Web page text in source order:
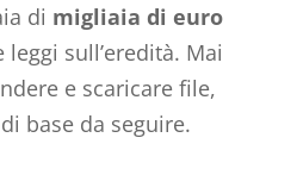
di migliaia di euro
sull’eredità. Mai
e scaricare file,
base da seguire.